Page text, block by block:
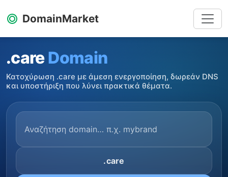
DomainMarket
.careDomain
Κατοχύρωση .care με άμεση ενεργοποίηση, δωρεάν DNS
και υποστήριξη που λύνει πρακτικά θέματα.
.care